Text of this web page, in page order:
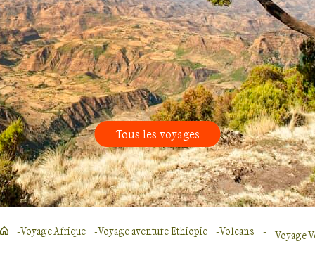
Tous les voyages
Voyage Afrique Voyage aventure Ethiopie Volcans Voyage